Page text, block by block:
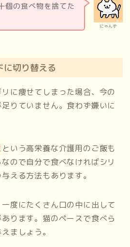
にゃんず
個の食べ物を捨てた
に切り替える
に痩せてしまった場合、今の
りていません。食わず嫌いに
という高栄養な介護用のご飯も
ので自分で食べなければシリ
える方法もあります。
度にたくさん口の中に出して
ります。猫のペースで食べら
ましょう。